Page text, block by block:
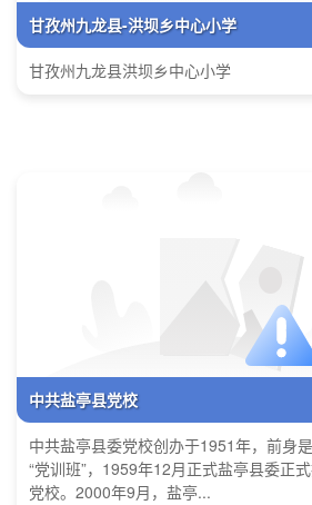
甘孜州九龙县-洪坝乡中心小学
甘孜州九龙县洪坝乡中心小学
中共盐亭县党校
中共盐亭县委党校创办于1951年，前身
“党训班”，1959年12月正式盐亭县委正
党校。2000年9月，盐亭...